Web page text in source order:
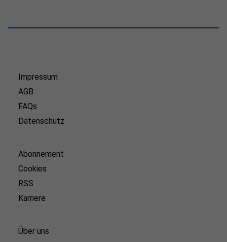
Impressum
AGB
FAQs
Datenschutz
Abonnement
Cookies
RSS
Karriere
Über uns